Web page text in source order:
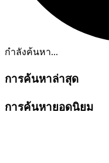
กำลังค้นหา...
การค้นหาล่าสุด
การค้นหายอดนิยม